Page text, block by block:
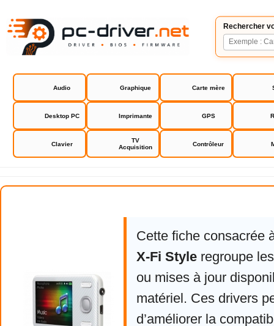
Rechercher
Audio Graphique Carte mère
Desktop PC Imprimante GPS
Clavier
TV
Acquisition
Contrôleur
Creative Zen X-Fi Style
Cette fiche consacrée
X-Fi Style regroupe
ou mises à jour
matériel. Ces drivers
d’améliorer la